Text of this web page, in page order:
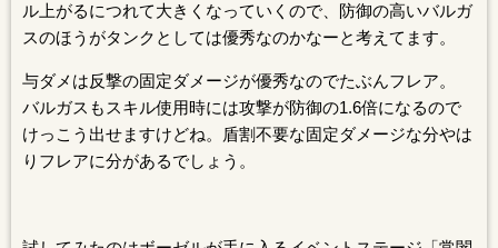
ル上がるにつれて大きくなっていくので、防御の高いバルガ
スのほうがタンクとしては優秀なのかなーと考えてます。
与ダメは反撃の固定ダメージが優秀なのでたぶんフレア。
バルガスもスキル使用時には攻撃が防御の1.6倍になるので
けっこう出せますけどね。盾割不要な固定ダメージな分やは
りフレアに分があるでしょう。